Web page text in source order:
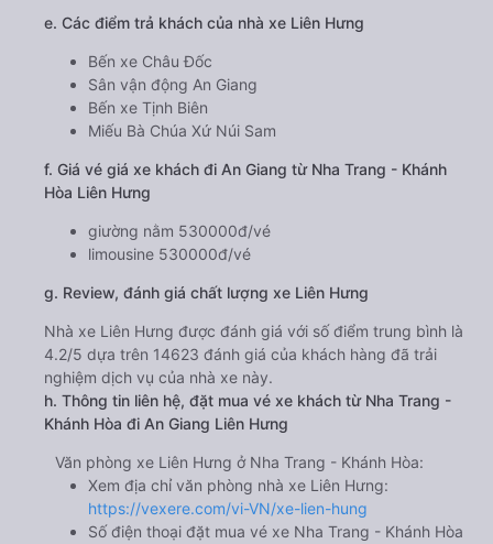
e. Các điểm trả khách của nhà xe Liên Hưng
Bến xe Châu Đốc
Sân vận động An Giang
Bến xe Tịnh Biên
Miếu Bà Chúa Xứ Núi Sam
f. Giá vé giá xe khách đi An Giang từ Nha Trang - Khánh
Hòa Liên Hưng
giường nằm 530000đ/vé
limousine 530000đ/vé
g. Review, đánh giá chất lượng xe Liên Hưng
Nhà xe Liên Hưng được đánh giá với số điểm trung bình là
4.2/5 dựa trên 14623 đánh giá của khách hàng đã trải
nghiệm dịch vụ của nhà xe này.
h. Thông tin liên hệ, đặt mua vé xe khách từ Nha Trang -
Khánh Hòa đi An Giang Liên Hưng
Văn phòng xe Liên Hưng ở Nha Trang - Khánh Hòa:
Xem địa chỉ văn phòng nhà xe Liên Hưng:
https://vexere.com/vi-VN/xe-lien-hung
Số điện thoại đặt mua vé xe Nha Trang - Khánh Hòa